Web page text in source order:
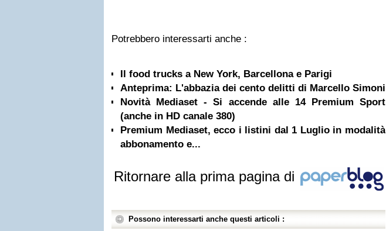
Potrebbero interessarti anche :
Il food trucks a New York, Barcellona e Parigi
Anteprima: L'abbazia dei cento delitti di Marcello Simoni
Novità Mediaset - Si accende alle 14 Premium Sport
(anche in HD canale 380)
Premium Mediaset, ecco i listini dal 1 Luglio in modalità
abbonamento e...
Ritornare alla prima pagina di
Possono interessarti anche questi articoli :